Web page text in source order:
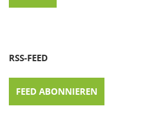
RSS-FEED
FEED ABONNIEREN